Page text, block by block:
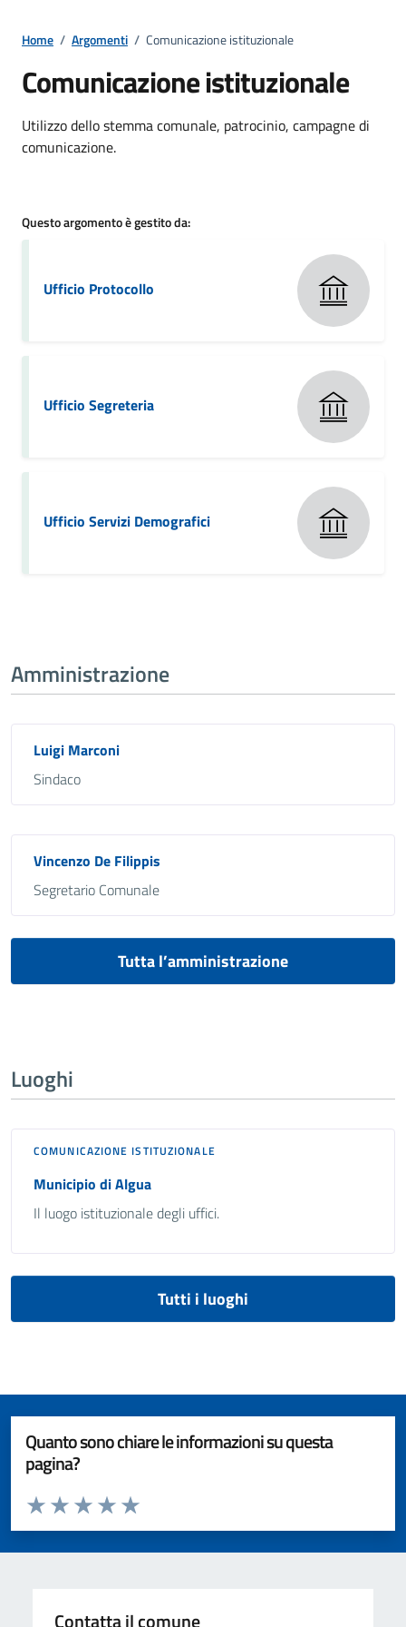
Home / Argomenti / Comunicazione istituzionale
Comunicazione istituzionale
Dettagli della notizia
Utilizzo dello stemma comunale, patrocinio, campagne di
comunicazione.
Questo argomento è gestito da:
Ufficio Protocollo
Ufficio Segreteria
Ufficio Servizi Demografici
Amministrazione
Luigi Marconi
Sindaco
Vincenzo De Filippis
Segretario Comunale
Tutta l’amministrazione
Luoghi
COMUNICAZIONE ISTITUZIONALE
Municipio di Algua
Il luogo istituzionale degli uffici.
Tutti i luoghi
Quanto sono chiare le informazioni su questa
pagina?
Valuta da 1 a 5 stelle la pagina
Valuta 5 stelle su 5
Valuta 4 stelle su 5
Valuta 3 stelle su 5
Valuta 2 stelle su 5
Valuta 1 stelle su 5
Contatta il comune